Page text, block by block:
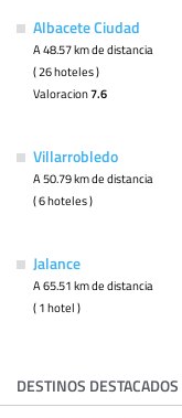
Albacete Ciudad
A 48.57 km de distancia
( 26 hoteles )
Valoracion7.6
Villarrobledo
A 50.79 km de distancia
( 6 hoteles )
Jalance
A 65.51 km de distancia
( 1 hotel )
DESTINOS